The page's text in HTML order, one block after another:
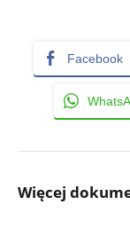
Facebook
Więcej